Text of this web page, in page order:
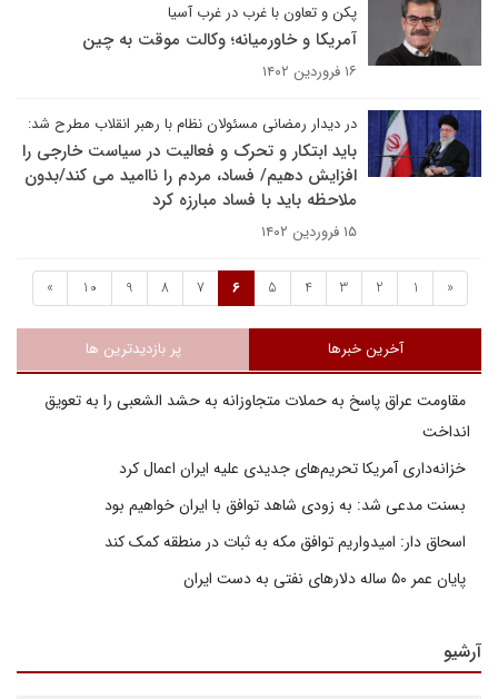
پکن و تعاون با غرب در غرب آسیا
آمریکا و خاورمیانه؛ وکالت موقت به چین
۱۶ فروردین ۱۴۰۲
در دیدار رمضانی مسئولان نظام با رهبر انقلاب مطرح شد:
باید ابتکار و تحرک و فعالیت در سیاست خارجی را
افزایش دهیم/ فساد، مردم را ناامید می کند/بدون
ملاحظه باید با فساد مبارزه کرد
۱۵ فروردین ۱۴۰۲
«
1
2
3
4
5
6
7
8
9
10
»
آخرین خبرها پر بازدیدترین ها
مقاومت عراق پاسخ به حملات متجاوزانه به حشد الشعبی را به تعویق
انداخت
خزانه‌داری آمریکا تحریم‌های جدیدی علیه ایران اعمال کرد
بسنت مدعی شد: به زودی شاهد توافق با ایران خواهیم بود
اسحاق دار: امیدواریم توافق مکه به ثبات در منطقه کمک کند
پایان عمر ۵۰ ساله دلارهای نفتی به دست ایران
آرشیو